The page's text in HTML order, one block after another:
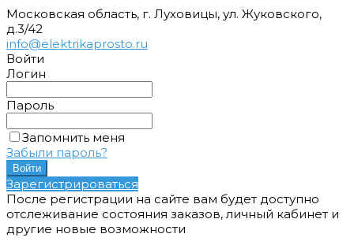
Московская область, г. Луховицы, ул. Жуковского,
д.3/42
info@elektrikaprosto.ru
Войти
Логин
Пароль
Запомнить меня
Забыли пароль?
Зарегистрироваться
После регистрации на сайте вам будет доступно
отслеживание состояния заказов, личный кабинет и
другие новые возможности